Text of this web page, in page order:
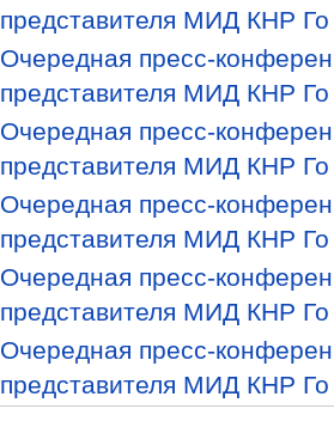
представителя МИД КНР Го
Очередная пресс-
представителя МИД КНР Го
Очередная пресс-
представителя МИД КНР Го
Очередная пресс-
представителя МИД КНР Го
Очередная пресс-
представителя МИД КНР Го
Очередная пресс-
представителя МИД КНР Го